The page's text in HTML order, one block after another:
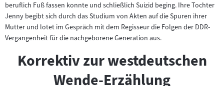
beruflich Fuß fassen konnte und schließlich Suizid beging. Ihre Tochter
Jenny begibt sich durch das Studium von Akten auf die Spuren ihrer
Mutter und lotet im Gespräch mit dem Regisseur die Folgen der DDR-
Vergangenheit für die nachgeborene Generation aus.
Korrektiv zur westdeutschen
Wende-Erzählung